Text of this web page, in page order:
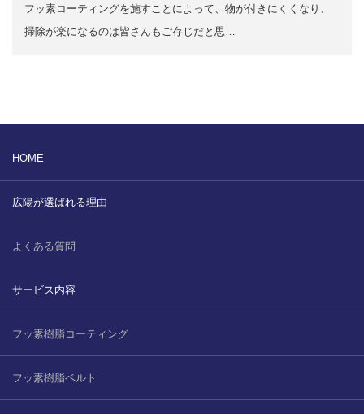
フッ素コーティングを施すことによって、物が付きにくくなり、
掃除が楽になるのは皆さんもご存じだと思…
HOME
広陽が選ばれる理由
よくある質問
サービス内容
フッ素樹脂コーティング
フッ素樹脂ベルト